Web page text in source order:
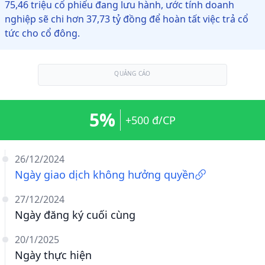
75,46 triệu cổ phiếu đang lưu hành, ước tính doanh
nghiệp sẽ chi hơn 37,73 tỷ đồng để hoàn tất việc trả cổ
tức cho cổ đông.
QUẢNG CÁO
26/12/2024
Ngày giao dịch không hưởng quyền
27/12/2024
Ngày đăng ký cuối cùng
20/1/2025
Ngày thực hiện
5% +500 đ/CP